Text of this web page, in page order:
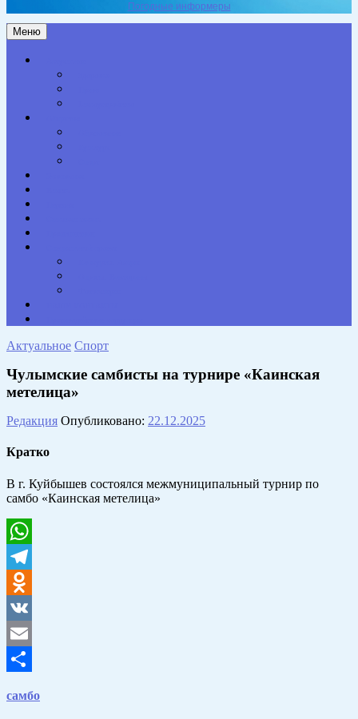
Погодные информеры
Меню
Актуальное Спорт
Чулымские самбисты на турнире «Каинская
метелица»
Редакция Опубликовано: 22.12.2025
Кратко
В г. Куйбышев состоялся межмуниципальный турнир по
самбо «Каинская метелица»
WhatsApp
Telegram
Odnoklassniki
VK
Email
самбо